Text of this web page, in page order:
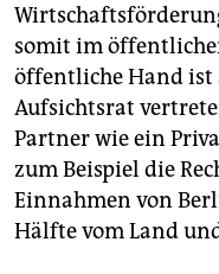
somit im
öffentliche Hand
Aufsichtsrat
Partner wie ein
zum Beispiel die
Einnahmen von
Hälfte vom Land